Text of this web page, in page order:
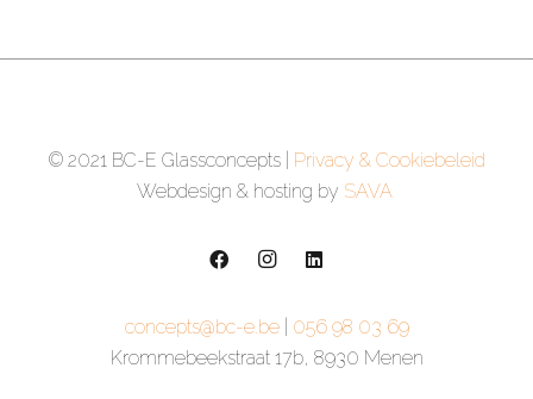
© 2021 BC-E Glassconcepts | Privacy & Cookiebeleid
Webdesign & hosting by SAVA
concepts@bc-e.be
056 98 03 69
Krommebeekstraat 17b, 8930 Menen